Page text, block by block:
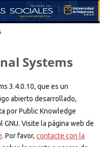
Systems
3.4.0.10, que es un
abierto desarrollado,
por Public Knowledge
Visite la página web de
. Por favor, contacte con la